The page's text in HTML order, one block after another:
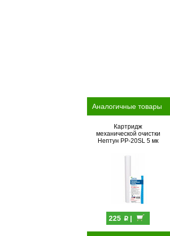
Аналогичные товары
Картридж
механической очистки
Нептун PP-20SL 5 мк
225 p|